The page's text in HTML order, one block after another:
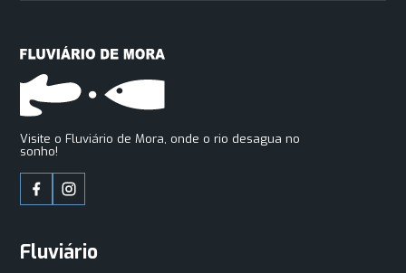
Visite o Fluviário de Mora, onde o rio desagua no
sonho!
Fluviário